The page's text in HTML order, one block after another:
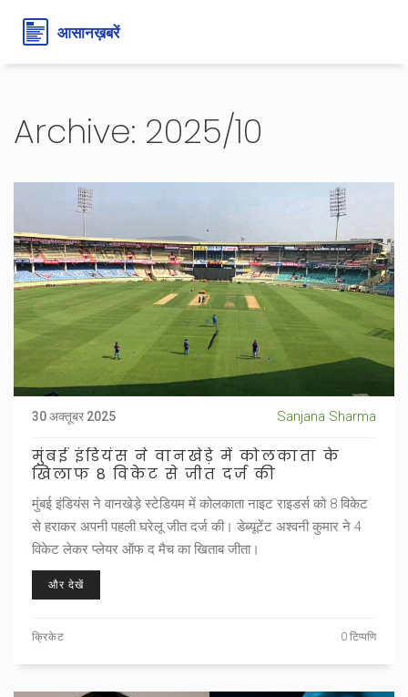
Archive: 2025/10
30 अक्तूबर 2025 Sanjana Sharma
मुंबई इंडियंस ने वानखेड़े में कोलकाता के
खिलाफ 8 विकेट से जीत दर्ज की
मुंबई इंडियंस ने वानखेड़े स्टेडियम में कोलकाता नाइट राइडर्स को 8 विकेट
से हराकर अपनी पहली घरेलू जीत दर्ज की। डेब्यूटेंट अश्वनी कुमार ने 4
विकेट लेकर प्लेयर ऑफ द मैच का खिताब जीता।
और देखें
क्रिकेट 0 टिप्पणि